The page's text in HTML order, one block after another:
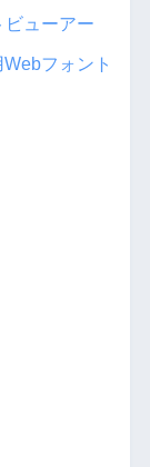
ビューアー
フォント